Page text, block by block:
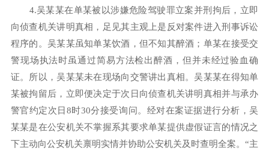
4.吴某某在单某被以涉嫌危险驾驶罪立案并刑拘后，立即
向侦查机关讲明真相，足见其主观上是反对案件进入刑事诉讼
程序的。吴某某虽知单某饮酒，但不知其醉酒；单某在接受交
警现场执法时虽通过简易方法检出醉酒，但并未经过验血确
证。所以，吴某某未在现场向交警讲出真相。吴某某在得知单
某被拘留后，立即便决定于次日向侦查机关讲明真相并与承办
警官约定次日8时30分接受询问。经对在案证据进行分析，吴
某某是在公安机关不掌握系其要求单某提供虚假证言的情况之
下主动向公安机关禀明实情并协助公安机关及时查明全案。“主